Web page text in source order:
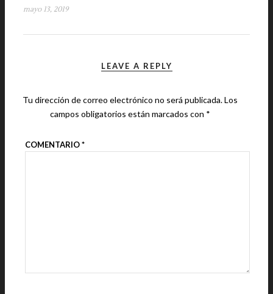
mayo 13, 2019
LEAVE A REPLY
Tu dirección de correo electrónico no será publicada.Los
campos obligatorios están marcados con *
COMENTARIO*